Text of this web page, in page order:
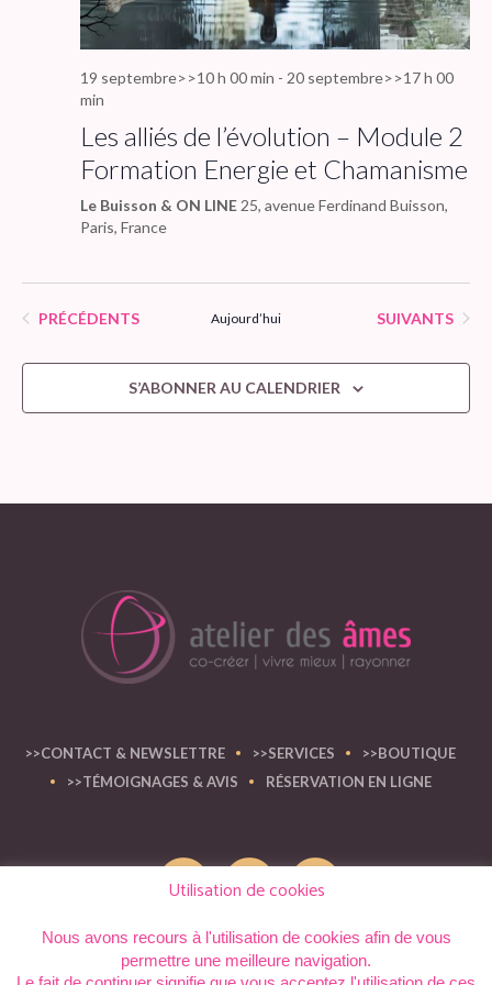
19 septembre>>10 h 00 min - 20 septembre>>17 h 00
min
Les alliés de l’évolution – Module 2
Formation Energie et Chamanisme
Le Buisson & ON LINE 25, avenue Ferdinand Buisson,
Paris, France
ÉVÈNEMENTS
PRÉCÉDENTS Aujourd’hui ÉVÈNEMENTS
SUIVANTS
S’ABONNER AU CALENDRIER
>>CONTACT & NEWSLETTRE >>SERVICES
>>BOUTIQUE
>>TÉMOIGNAGES & AVIS
RÉSERVATION EN LIGNE
atelier des âmes © 2012 - 2023 | Tous les droits réservés
Utilisation de cookies
Nous avons recours à l'utilisation de cookies afin de vous
permettre une meilleure navigation.